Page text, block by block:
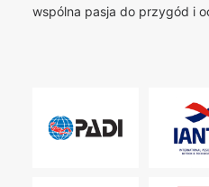
wspólna pasja do przygód i